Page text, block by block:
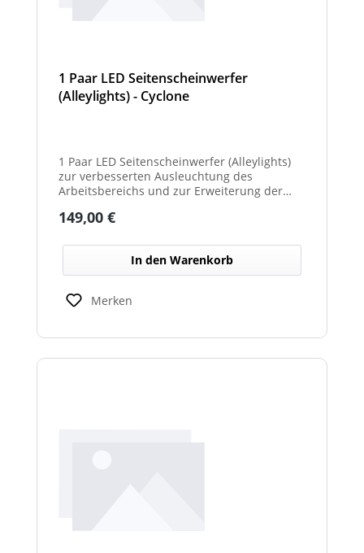
1 Paar LED Seitenscheinwerfer
(Alleylights) - Cyclone
1 Paar LED Seitenscheinwerfer (Alleylights)
zur verbesserten Ausleuchtung des
Arbeitsbereichs und zur Erweiterung der
Regulärer Preis:
149,00 €
In den Warenkorb
Merken